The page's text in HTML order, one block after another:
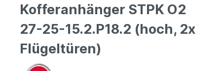
Kofferanhänger STPK O2
27-25-15.2.P18.2 (hoch, 2x
Flügeltüren)